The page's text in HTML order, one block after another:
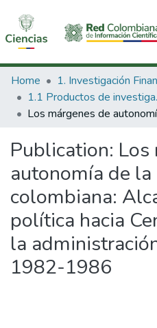
Communities & Collections
All of DSpace
Home
1.1
Publication: Los
autonomía de
colombiana:
política hacia
la
1982-1986